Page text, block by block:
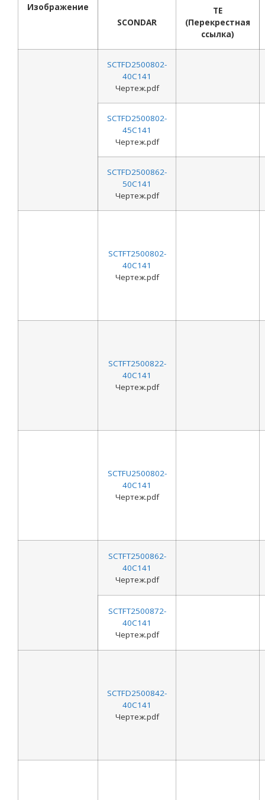
Изображение
SCONDAR
TE
(Перекрестная
ссылка)
SCTFD2500802-
40C141
Чертеж.pdf
SCTFD2500802-
45C141
Чертеж.pdf
SCTFD2500862-
50C141
Чертеж.pdf
SCTFT2500802-
40C141
Чертеж.pdf
SCTFT2500822-
40C141
Чертеж.pdf
SCTFU2500802-
40C141
Чертеж.pdf
SCTFT2500862-
40C141
Чертеж.pdf
SCTFT2500872-
40C141
Чертеж.pdf
SCTFD2500842-
40C141
Чертеж.pdf